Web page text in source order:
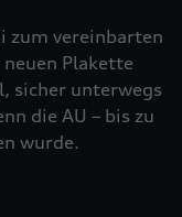
zum vereinbarten
Plakette
sicher unterwegs
die AU – bis zu
wurde.